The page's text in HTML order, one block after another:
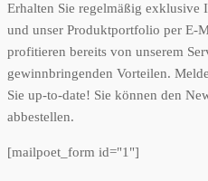
Erhalten Sie regelmäßig
und unser Produktportfolio per E-
profitieren bereits von unserem
gewinnbringenden Vorteilen.
Sie up-to-date! Sie können den
abbestellen.
[mailpoet_form id="1"]